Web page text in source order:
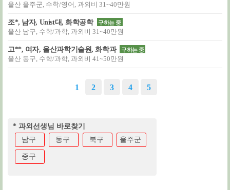
울산 울주군, 수학/영어, 과외비 31~40만원
조*, 남자, Unist대, 화학공학 구하는 중
울산 남구, 수학/과학, 과외비 31~40만원
고**, 여자, 울산과학기술원, 화학과 구하는 중
울산 동구, 수학/과학, 과외비 41~50만원
1 2 3 4 5
* 과외선생님 바로찾기
남구
동구 북구 울주군
중구